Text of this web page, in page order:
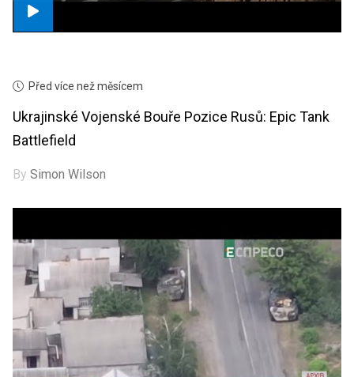
Před více než měsícem
Ukrajinské Vojenské Bouře Pozice Rusů: Epic Tank
Battlefield
BySimon Wilson